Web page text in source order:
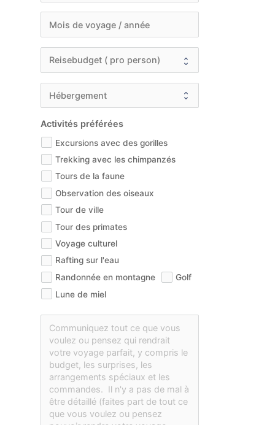
Activités préférées
Excursions avec des gorilles
Trekking avec les chimpanzés
Tours de la faune
Observation des oiseaux
Tour de ville
Tour des primates
Voyage culturel
Rafting sur l'eau
Randonnée en montagne
Golf
Lune de miel